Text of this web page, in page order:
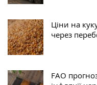
Ціни на
через
FAO